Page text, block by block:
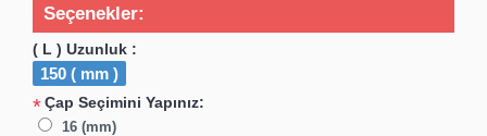
Seçenekler:
( L ) Uzunluk :
150 ( mm )
*Çap Seçimini Yapınız:
16 (mm)